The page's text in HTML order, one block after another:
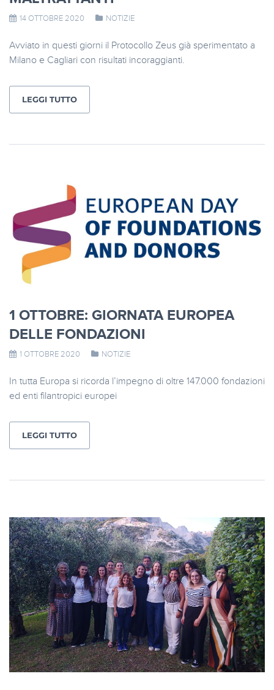
14 OTTOBRE 2020 NOTIZIE
Avviato in questi giorni il Protocollo Zeus già sperimentato a
Milano e Cagliari con risultati incoraggianti.
LEGGI TUTTO
1 OTTOBRE: GIORNATA EUROPEA
DELLE FONDAZIONI
1 OTTOBRE 2020 NOTIZIE
In tutta Europa si ricorda l’impegno di oltre 147.000 fondazioni
ed enti filantropici europei
LEGGI TUTTO